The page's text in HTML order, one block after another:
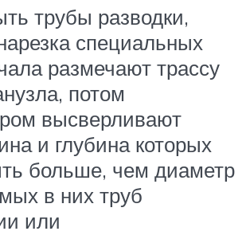
трубы разводки,
специальных
размечают трассу
потом
высверливают
и глубина которых
больше, чем диаметр
в них труб
или